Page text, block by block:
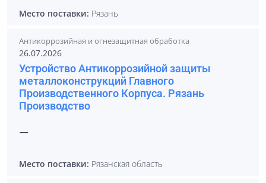
Место поставки: Рязань
Антикоррозийная и огнезащитная обработка
26.07.2026
Устройство Антикоррозийной защиты
металлоконструкций Главного
Производственного Корпуса. Рязань
Производство
—
Место поставки: Рязанская область